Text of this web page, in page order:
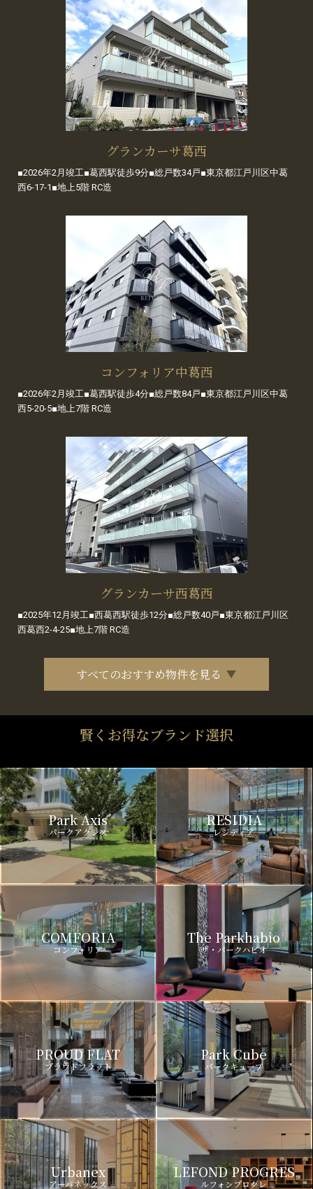
グランカーサ葛西
■2026年2月竣工■葛西駅徒歩9分■総戸数34戸■東京都江戸川区中葛
西6-17-1■地上5階 RC造
コンフォリア中葛西
■2026年2月竣工■葛西駅徒歩4分■総戸数84戸■東京都江戸川区中葛
西5-20-5■地上7階 RC造
グランカーサ西葛西
■2025年12月竣工■西葛西駅徒歩12分■総戸数40戸■東京都江戸川区
西葛西2-4-25■地上7階 RC造
すべてのおすすめ物件を見る
賢くお得なブランド選択
Park Axis
パークアクシス
RESIDIA
レジディア
COMFORIA
コンフォリア
The Parkhabio
ザ・パークハビオ
PROUD FLAT
プラウドフラット
Park Cube
パークキューブ
Urbanex
アーバネックス
LEFOND PROGRES
ルフォンプログレ